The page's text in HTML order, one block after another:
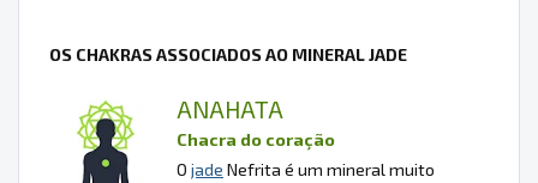
OS CHAKRAS ASSOCIADOS AO MINERAL JADE
ANAHATA
Chacra do coração
O jade Nefrita é um mineral muito